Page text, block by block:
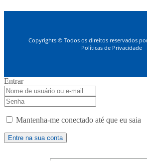
Copyrights © Todos os direitos reservados
Políticas de Privacidade
Entrar
Mantenha-me conectado até que eu saia